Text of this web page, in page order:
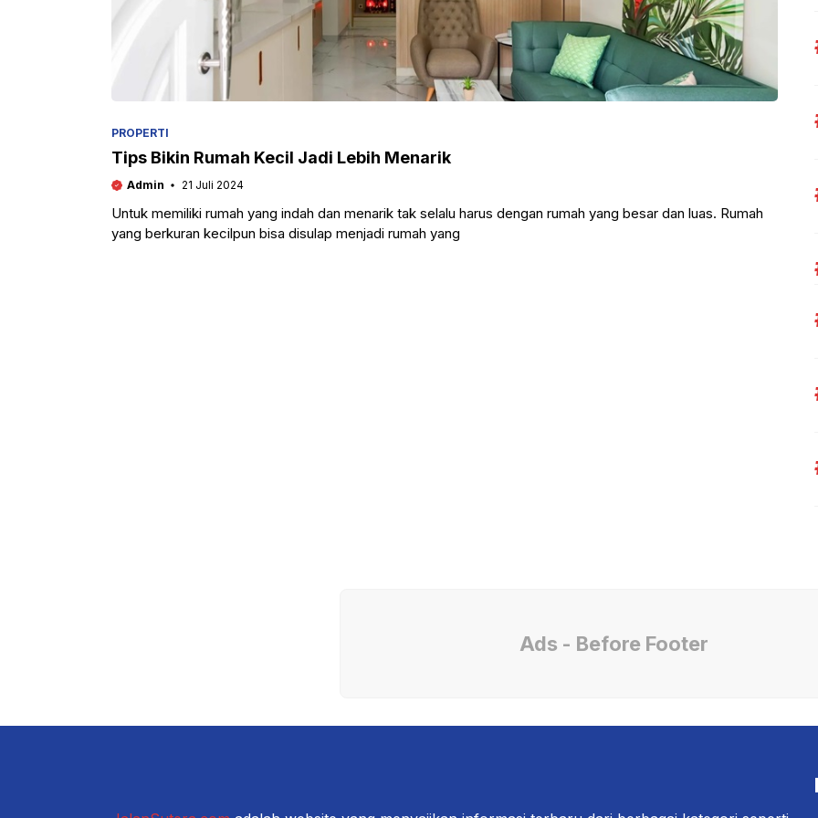
PROPERTI
Tips Bikin Rumah Kecil Jadi Lebih Menarik
Admin 21 Juli 2024
Untuk memiliki rumah yang indah dan menarik tak selalu harus dengan rumah yang besar dan luas. Rumah
yang berkuran kecilpun bisa disulap menjadi rumah yang
Ads - Before Footer